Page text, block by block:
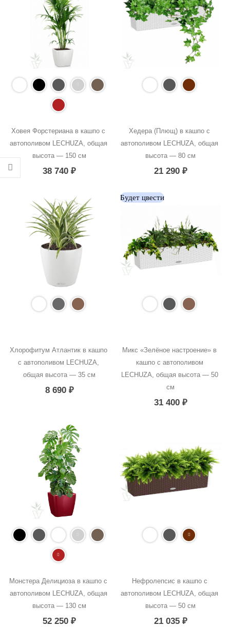
Ховея Форстериана в кашпо с
автополивом LECHUZA, общая
высота — 150 см
38 740₽
Хедера (Плющ) в кашпо с
автополивом LECHUZA, общая
высота — 80 см
21 290 ₽
Хлорофитум Атлантик в кашпо
с автополивом LECHUZA,
общая высота — 35 см
8 690 ₽
Будет цвести
Микс «Зелёное настроение» в
кашпо с автополивом
LECHUZA, общая высота — 50
см
31 400 ₽
Монстера Делициоза в кашпо с
автополивом LECHUZA, общая
высота — 130 см
52 250₽
Нефролепсис в кашпо с
автополивом LECHUZA, общая
высота — 50 см
21 035 ₽